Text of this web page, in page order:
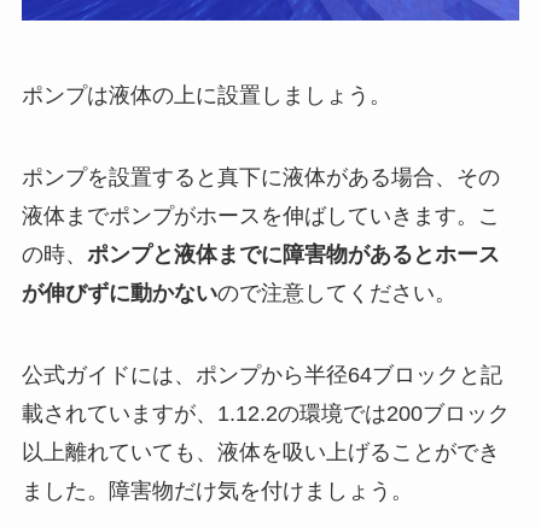
ポンプは液体の上に設置しましょう。
ポンプを設置すると真下に液体がある場合、その
液体までポンプがホースを伸ばしていきます。こ
の時、 ポンプと液体までに障害物があるとホース
が伸びずに動かないので注意してください。
公式ガイドには、ポンプから半径64ブロックと記
載されていますが、1.12.2の環境では200ブロック
以上離れていても、液体を吸い上げることができ
ました。障害物だけ気を付けましょう。